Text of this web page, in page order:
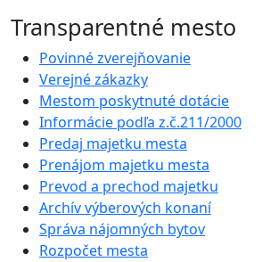
Transparentné mesto
Povinné zverejňovanie
Verejné zákazky
Mestom poskytnuté dotácie
Informácie podľa z.č.211/2000
Predaj majetku mesta
Prenájom majetku mesta
Prevod a prechod majetku
Archív výberových konaní
Správa nájomných bytov
Rozpočet mesta